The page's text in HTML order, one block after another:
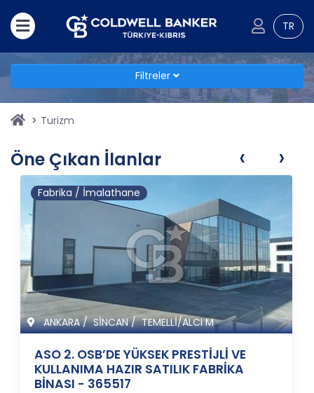
TR
Filtreler
Turizm
Öne Çıkan İlanlar
Fabrika / İmalathane
ANKARA/ SİNCAN/TEMELLİ/ALCI M
ASO 2. OSB’DE YÜKSEK PRESTİJLİ VE
KULLANIMA HAZIR SATILIK FABRİKA
BİNASI - 365517
‹ ›